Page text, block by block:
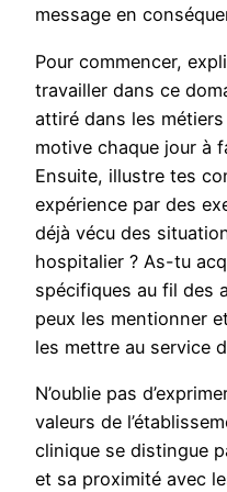
message en
Pour commencer,
travailler dans ce
attiré dans les
motive chaque jour à
Ensuite, illustre tes
expérience par des
déjà vécu des
hospitalier ? As-tu
spécifiques au fil des
peux les mentionner
les mettre au service
N’oublie pas
valeurs de
clinique se distingue
et sa proximité avec